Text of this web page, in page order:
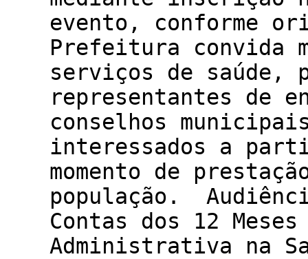
evento, conforme
Prefeitura convida
serviços de saúde,
representantes de
conselhos
interessados a
momento de
população.
Contas dos 12
Administrativa na